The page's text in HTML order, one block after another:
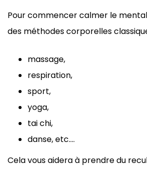
Pour commencer calmer le
des méthodes corporelles
massage,
respiration,
sport,
yoga,
tai chi,
danse, etc….
Cela vous aidera à prendre du